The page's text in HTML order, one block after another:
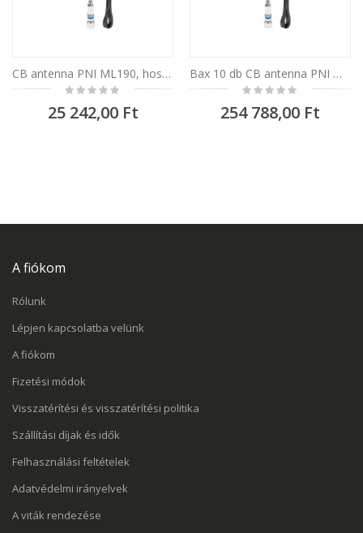
CB antenna PNI ML190, hossza 188cm, 26-28MHz, 600W, 90 fokos dőlésszöggel
Rating:
0%
25 242,00 Ft
Bax 10 db CB antenna PNI ML190, hossza 188cm, 26-28MHz, 600W, 90 fokos dőlésszöggel
Rating:
0%
254 788,00 Ft
A fiókom
Rólunk
Lépjen kapcsolatba velünk
A fiókom
Fizetési módok
Visszatérítési és visszatérítési politika
Szállítási díjak és idők
Felhasználási feltételek
Adatvédelmi irányelvek
A viták rendezése